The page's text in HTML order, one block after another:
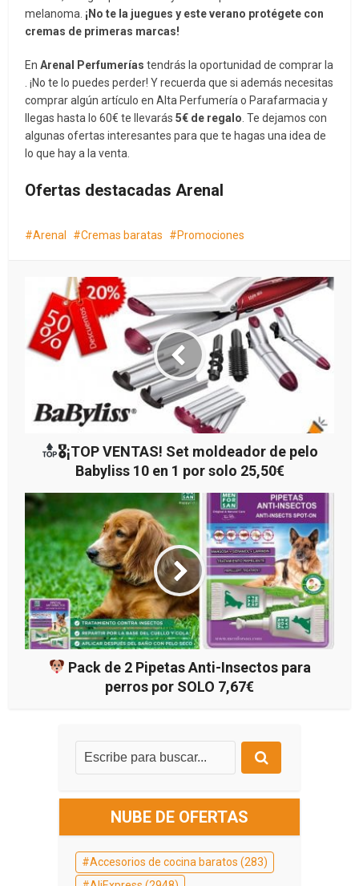
melanoma. ¡No te la juegues y este verano protégete con
cremas de primeras marcas!
EnArenal Perfumerías tendrás la oportunidad de comprar la
. ¡No te lo puedes perder! Y recuerda que si además necesitas
comprar algún artículo en Alta Perfumería o Parafarmacia y
llegas hasta lo 60€ te llevarás 5€ de regalo . Te dejamos con
algunas ofertas interesantes para que te hagas una idea de
lo que hay a la venta.
Ofertas destacadas Arenal
Arenal Cremas baratas Promociones
🎖¡TOP VENTAS! Set moldeador de pelo
Babyliss 10 en 1 por solo 25,50€
Pack de 2 Pipetas Anti-Insectos para
perros por SOLO 7,67€
NUBE DE OFERTAS
Accesorios de cocina baratos (283)